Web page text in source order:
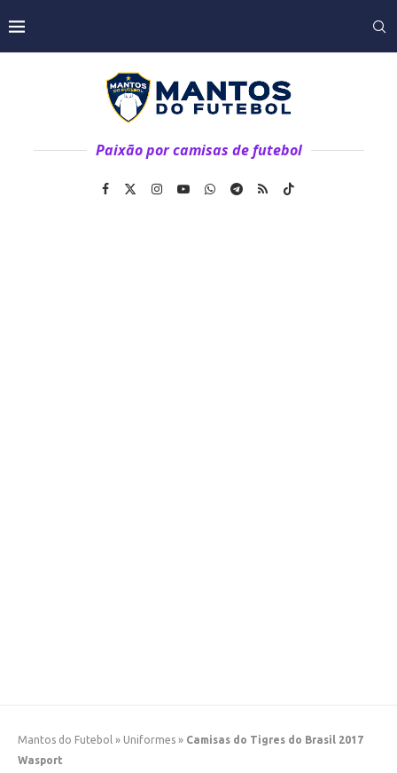
Paixão por camisas de futebol
Mantos do Futebol » Uniformes » Camisas do Tigres do Brasil 2017
Wasport